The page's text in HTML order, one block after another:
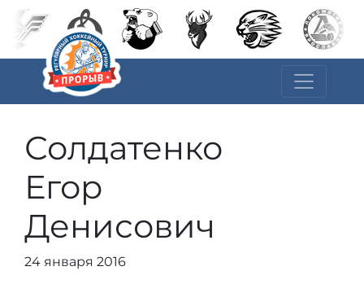
Солдатенко
Егор
Денисович
24 января 2016